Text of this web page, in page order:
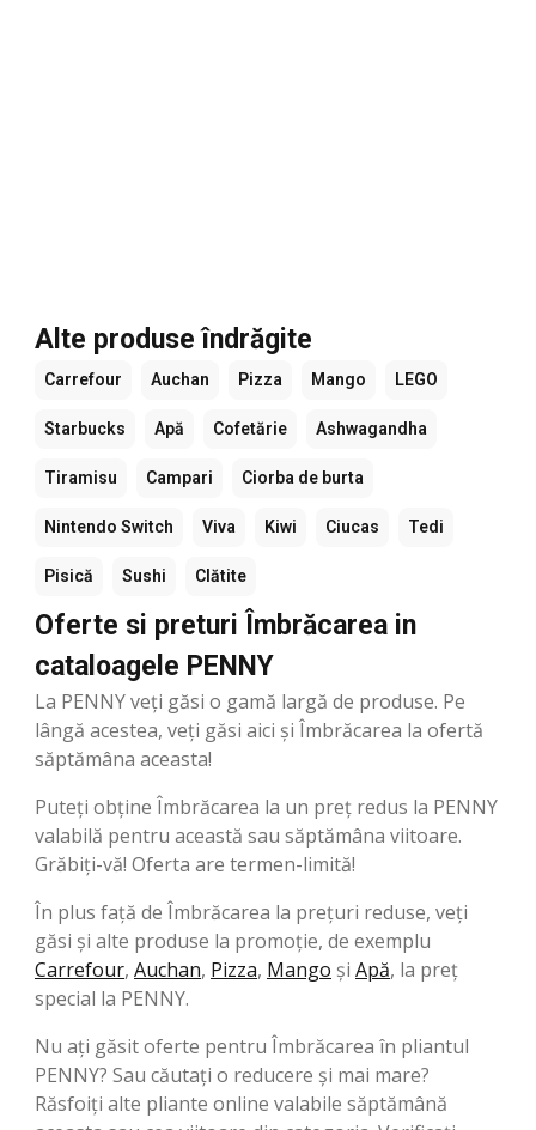
Alte produse îndrăgite
Carrefour Auchan Pizza Mango LEGO
Starbucks Apă Cofetărie Ashwagandha
Tiramisu Campari Ciorba de burta
Nintendo Switch Viva Kiwi Ciucas Tedi
Pisică Sushi Clătite
Oferte si preturi Îmbrăcarea in
cataloagele PENNY
La PENNY veți găsi o gamă largă de produse. Pe
lângă acestea, veți găsi aici și Îmbrăcarea la ofertă
săptămâna aceasta!
Puteți obține Îmbrăcarea la un preț redus la PENNY
valabilă pentru această sau săptămâna viitoare.
Grăbiți-vă! Oferta are termen-limită!
În plus față de Îmbrăcarea la prețuri reduse, veți
găsi și alte produse la promoție, de exemplu
Carrefour, Auchan, Pizza, Mango şi Apă, la preț
special la PENNY.
Nu ați găsit oferte pentru Îmbrăcarea în pliantul
PENNY? Sau căutați o reducere și mai mare?
Răsfoiți alte pliante online valabile săptămână